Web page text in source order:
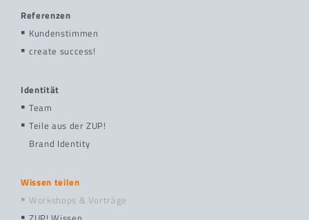
Referenzen
Kundenstimmen
create success!
Identität
Team
Teile aus der ZUP!
Brand Identity
Wissen teilen
Workshops & Vorträge